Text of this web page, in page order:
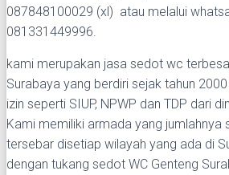
087848100029 (xl) atau melalui
081331449996.
kami merupakan jasa sedot wc
Surabaya yang berdiri sejak tahun
izin seperti SIUP, NPWP dan TDP dari
Kami memiliki armada yang jumlahnya
tersebar disetiap wilayah yang ada di
dengan tukang sedot WC Genteng